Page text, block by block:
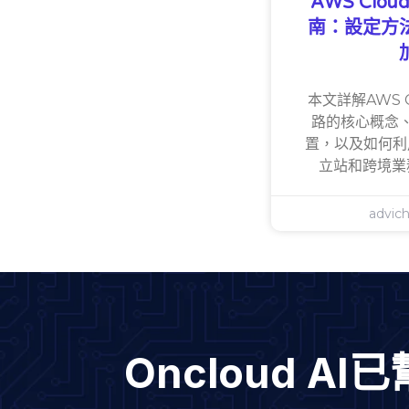
南：設定方
本文詳解
路的核心概念
置，以及如何
立站和跨境
Oncloud AI已